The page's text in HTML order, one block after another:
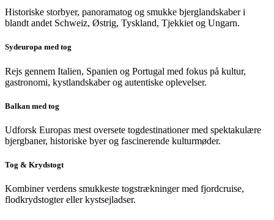
Historiske storbyer, panoramatog og smukke bjerglandskaber i
blandt andet Schweiz, Østrig, Tyskland, Tjekkiet og Ungarn.
Sydeuropa med tog
Rejs gennem Italien, Spanien og Portugal med fokus på kultur,
gastronomi, kystlandskaber og autentiske oplevelser.
Balkan med tog
Udforsk Europas mest oversete togdestinationer med spektakulære
bjergbaner, historiske byer og fascinerende kulturmøder.
Tog & Krydstogt
Kombiner verdens smukkeste togstrækninger med fjordcruise,
flodkrydstogter eller kystsejladser.